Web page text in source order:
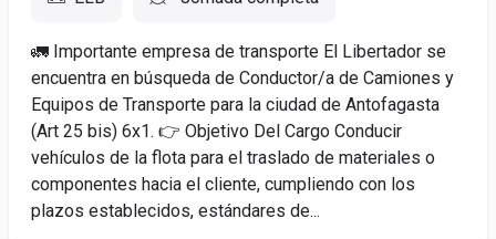
🚛 Importante empresa de transporte El Libertador se
encuentra en búsqueda de Conductor/a de Camiones y
Equipos de Transporte para la ciudad de Antofagasta
(Art 25 bis) 6x1. 👉 Objetivo Del Cargo Conducir
vehículos de la flota para el traslado de materiales o
componentes hacia el cliente, cumpliendo con los
plazos establecidos, estándares de...